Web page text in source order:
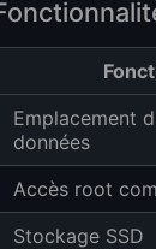
Emplacement
données
Accès root
Stockage SSD